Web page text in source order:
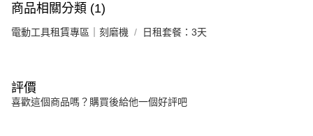
商品相關分類 (1)
電動工具租賃專區｜刻磨機 日租套餐：3天
評價
喜歡這個商品嗎？購買後給他一個好評吧